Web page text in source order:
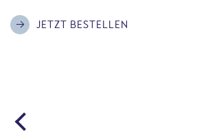
JETZT BESTELLEN